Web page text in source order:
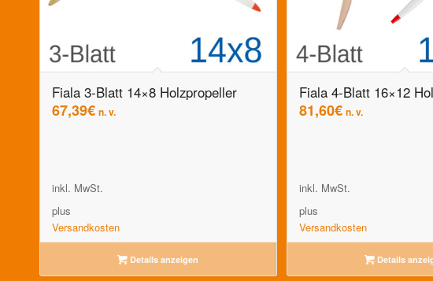
Fiala 3-Blatt 14×8 Holzpropeller
67,39€ n. v.
inkl. MwSt.
plus
Versandkosten
Details anzeigen
Fiala 4-Blatt 16×12
81,60€ n. v.
inkl. MwSt.
plus
Versandkosten
Details